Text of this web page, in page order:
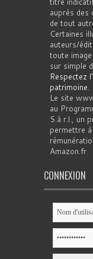
auprès des
de tout
Certaines
auteurs/
toute
sur simple
Respectez
patrimoine
Le site
au
S.à r.l., un
permettre
Amazon.fr
CONNEXION